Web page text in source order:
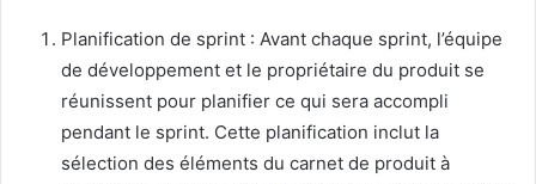
Planification de sprint : Avant chaque sprint, l’équipe
de développement et le propriétaire du produit se
réunissent pour planifier ce qui sera accompli
pendant le sprint. Cette planification inclut la
sélection des éléments du carnet de produit à